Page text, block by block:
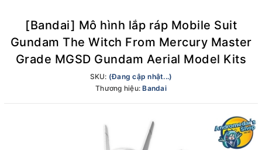
[Bandai] Mô hình lắp ráp Mobile Suit
Gundam The Witch From Mercury Master
Grade MGSD Gundam Aerial Model Kits
SKU: (Đang cập nhật...)
Thương hiệu:Bandai